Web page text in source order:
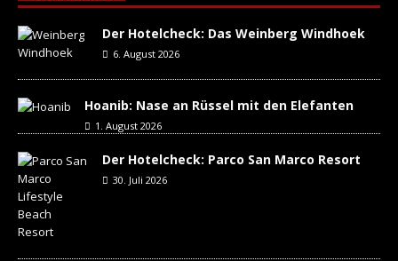
Der Hotelcheck: Das Weinberg Windhoek
6. August 2026
Hoanib: Nase an Rüssel mit den Elefanten
1. August 2026
Der Hotelcheck: Parco San Marco Resort
30. Juli 2026